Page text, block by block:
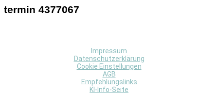
termin 4377067
Impressum
Datenschutzerklärung
Cookie Einstellungen
AGB
Empfehlungslinks
KI-Info-Seite